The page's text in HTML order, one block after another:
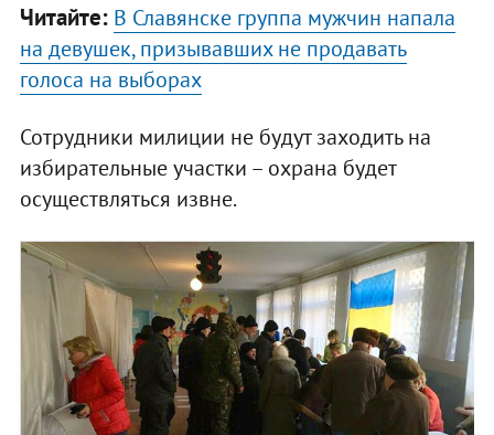
Читайте: В Славянске группа мужчин напала
на девушек, призывавших не продавать
голоса на выборах
Сотрудники милиции не будут заходить на
избирательные участки – охрана будет
осуществляться извне.